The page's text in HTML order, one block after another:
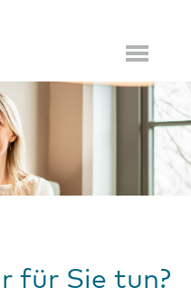
für Sie tun?